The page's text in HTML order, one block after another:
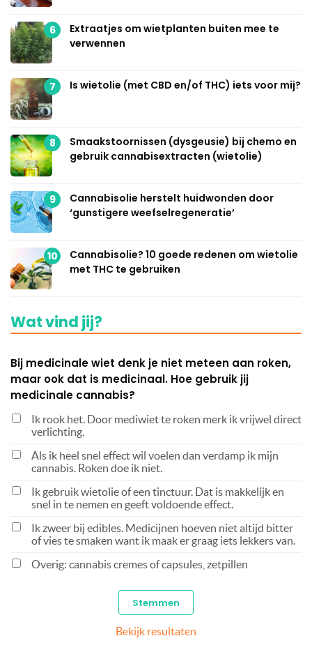
6
Extraatjes om wietplanten buiten mee te
verwennen
7 Is wietolie (met CBD en/of THC) iets voor mij?
8
Smaakstoornissen (dysgeusie) bij chemo en
gebruik cannabisextracten (wietolie)
9
Cannabisolie herstelt huidwonden door
‘gunstigere weefselregeneratie’
10
Cannabisolie? 10 goede redenen om wietolie
met THC te gebruiken
Wat vind jij?
Bij medicinale wiet denk je niet meteen aan roken,
maar ook dat is medicinaal. Hoe gebruik jij
medicinale cannabis?
Ik rook het. Door mediwiet te roken merk ik vrijwel direct
verlichting.
Als ik heel snel effect wil voelen dan verdamp ik mijn
cannabis. Roken doe ik niet.
Ik gebruik wietolie of een tinctuur. Dat is makkelijk en
snel in te nemen en geeft voldoende effect.
Ik zweer bij edibles. Medicijnen hoeven niet altijd bitter
of vies te smaken want ik maak er graag iets lekkers van.
Overig: cannabis cremes of capsules, zetpillen
Bekijk resultaten